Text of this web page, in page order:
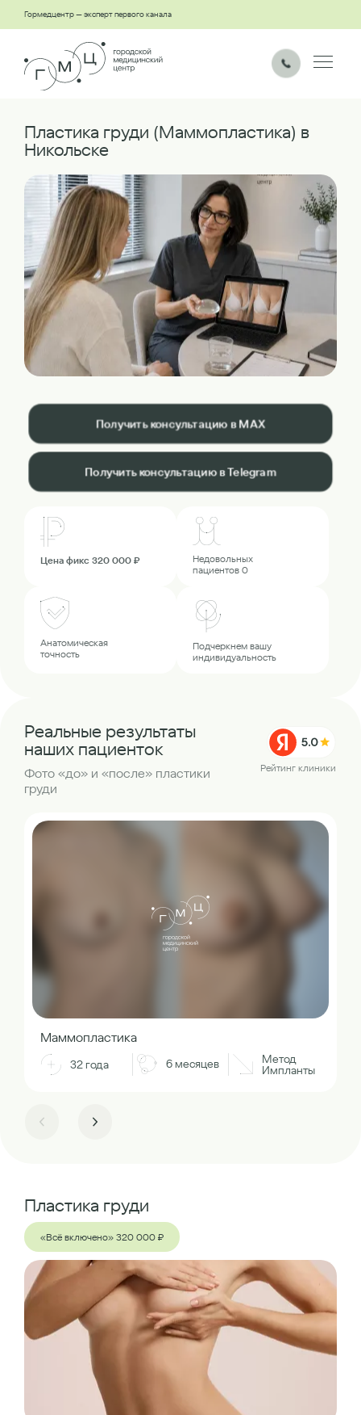
Гормедцентр — эксперт первого канала
Пластика груди (Маммопластика) в
Никольске
Получить консультацию в MAX
Получить консультацию в Telegram
Цена фикс 320 000 ₽
Недовольных
пациентов 0
Анатомическая
точность
Подчеркнем вашу
индивидуальность
Реальные результаты
наших пациенток
Фото «до» и «после» пластики
груди
Рейтинг клиники
Маммопластика
32 года 6 месяцев Метод
Импланты
Пластика груди
«Всё включено» 320 000 ₽